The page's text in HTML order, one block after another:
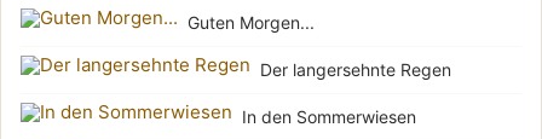
Guten Morgen...
Der langersehnte Regen
In den Sommerwiesen